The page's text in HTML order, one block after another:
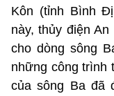
Kôn (tỉnh Bình
này, thủy điện
cho dòng sông
những công trình
của sông Ba đã